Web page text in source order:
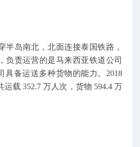
半岛南北，北面连接泰国铁路，
负责运营的是马来西亚铁道公司
具备运送多种货物的能力。2018
载 352.7 万人次，货物 594.4 万